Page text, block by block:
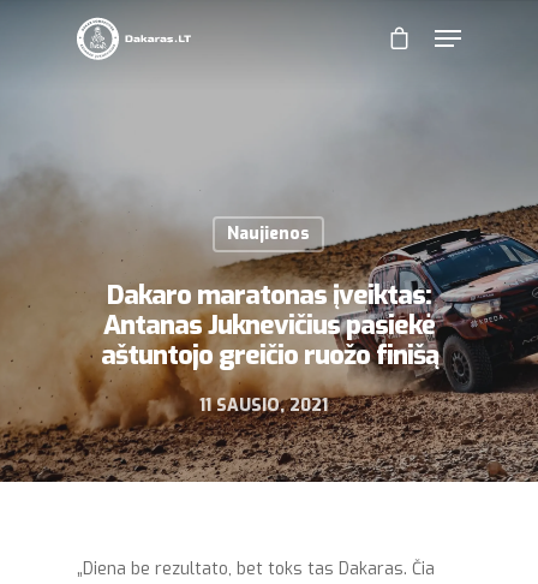
Naujienos
Dakaro maratonas įveiktas:
Antanas Juknevičius pasiekė
aštuntojo greičio ruožo finišą
11 SAUSIO, 2021
„Diena be rezultato, bet toks tas Dakaras. Čia